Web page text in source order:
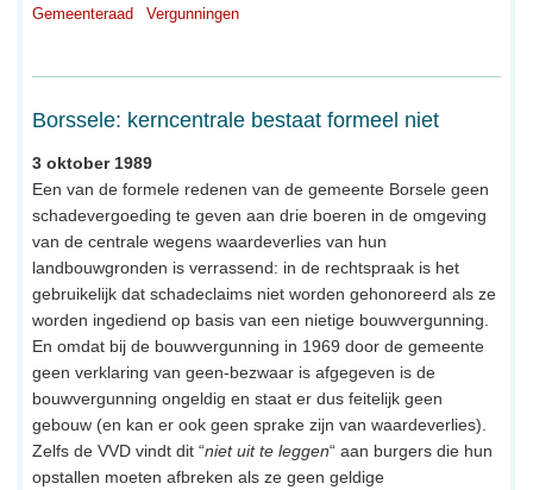
Gemeenteraad Vergunningen
Borssele: kerncentrale bestaat formeel niet
3 oktober 1989
Een van de formele redenen van de gemeente Borsele geen
schadevergoeding te geven aan drie boeren in de omgeving
van de centrale wegens waardeverlies van hun
landbouwgronden is verrassend: in de rechtspraak is het
gebruikelijk dat schadeclaims niet worden gehonoreerd als ze
worden ingediend op basis van een nietige bouwvergunning.
En omdat bij de bouwvergunning in 1969 door de gemeente
geen verklaring van geen-bezwaar is afgegeven is de
bouwvergunning ongeldig en staat er dus feitelijk geen
gebouw (en kan er ook geen sprake zijn van waardeverlies).
Zelfs de VVD vindt dit “niet uit te leggen“ aan burgers die hun
opstallen moeten afbreken als ze geen geldige